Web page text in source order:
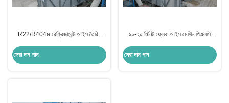
R22/R404a রেফ্রিজারেন্ট আইস তৈরির
সেরা দাম পান
১০-২০ মিনিট ফ্লেক আইস মেশিন পিএলসি
সেরা দাম পান